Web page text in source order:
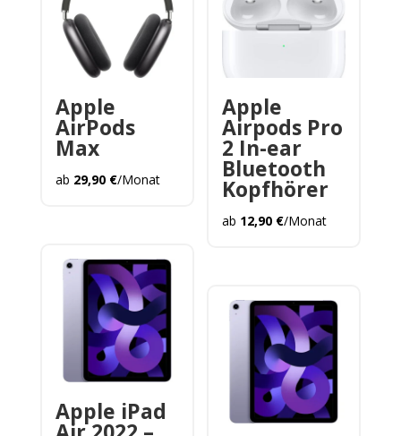
Apple
AirPods
Max
ab 29,90 €/Monat
Apple
Airpods Pro
2 In-ear
Bluetooth
Kopfhörer
ab 12,90 €/Monat
Apple iPad